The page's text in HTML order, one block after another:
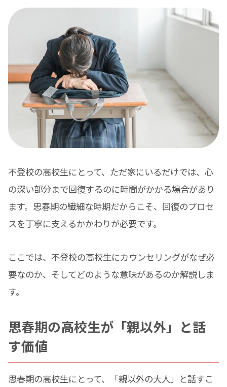
不登校の高校生にとって、ただ家にいるだけでは、心
の深い部分まで回復するのに時間がかかる場合があり
ます。思春期の繊細な時期だからこそ、回復のプロセ
スを丁寧に支えるかかわりが必要です。
ここでは、不登校の高校生にカウンセリングがなぜ必
要なのか、そしてどのような意味があるのか解説しま
す。
思春期の高校生が「親以外」と話
す価値
思春期の高校生にとって、「親以外の大人」と話すこ